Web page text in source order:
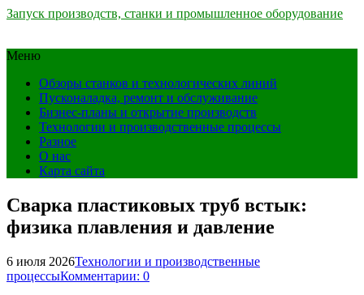
Запуск производств, станки и промышленное оборудование
Меню
Обзоры станков и технологических линий
Пусконаладка, ремонт и обслуживание
Бизнес-планы и открытие производств
Технологии и производственные процессы
Разное
О нас
Карта сайта
Сварка пластиковых труб встык:
физика плавления и давление
6 июля 2026Технологии и производственные
процессыКомментарии: 0